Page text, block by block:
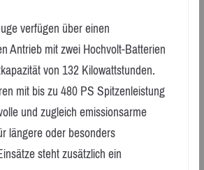
verfügen über einen
Antrieb mit zwei Hochvolt-Batterien
von 132 Kilowattstunden.
mit bis zu 480 PS Spitzenleistung
und zugleich emissionsarme
längere oder besonders
steht zusätzlich ein